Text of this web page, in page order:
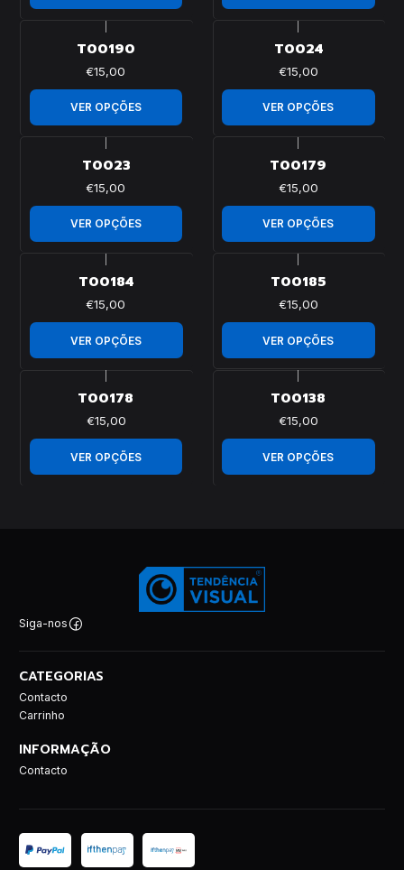
T00190
€15,00
VER OPÇÕES
T0024
€15,00
VER OPÇÕES
T0023
€15,00
VER OPÇÕES
T00179
€15,00
VER OPÇÕES
T00184
€15,00
VER OPÇÕES
T00185
€15,00
VER OPÇÕES
T00178
€15,00
VER OPÇÕES
T00138
€15,00
VER OPÇÕES
Siga-nos
CATEGORIAS
Contacto
Carrinho
INFORMAÇÃO
Contacto